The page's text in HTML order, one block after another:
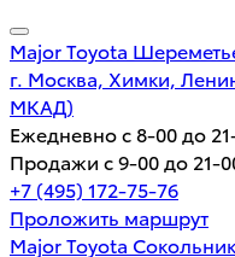
Major Toyota
г. Москва, Химки,
МКАД)
Ежедневно с 8-00 до
Продажи с 9-00 до 21-
+7 (495) 172-75-76
Проложить маршрут
Major Toyota